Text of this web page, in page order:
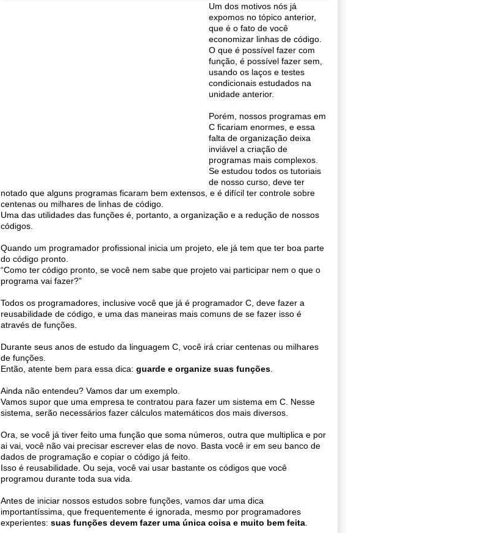
Um dos motivos nós já
expomos no tópico anterior,
que é o fato de você
economizar linhas de código.
O que é possível fazer com
função, é possível fazer sem,
usando os laços e testes
condicionais estudados na
unidade anterior.
Porém, nossos programas em
C ficariam enormes, e essa
falta de organização deixa
inviável a criação de
programas mais complexos.
Se estudou todos os tutoriais
de nosso curso, deve ter
notado que alguns programas ficaram bem extensos, e é difícil ter controle sobre
centenas ou milhares de linhas de código.
Uma das utilidades das funções é, portanto, a organização e a redução de nossos
códigos.
Quando um programador profissional inicia um projeto, ele já tem que ter boa parte
do código pronto.
“Como ter código pronto, se você nem sabe que projeto vai participar nem o que o
programa vai fazer?”
Todos os programadores, inclusive você que já é programador C, deve fazer a
reusabilidade de código, e uma das maneiras mais comuns de se fazer isso é
através de funções.
Durante seus anos de estudo da linguagem C, você irá criar centenas ou milhares
de funções.
Então, atente bem para essa dica: guarde e organize suas funções
Ainda não entendeu? Vamos dar um exemplo.
Vamos supor que uma empresa te contratou para fazer um sistema em C. Nesse
sistema, serão necessários fazer cálculos matemáticos dos mais diversos.
Ora, se você já tiver feito uma função que soma números, outra que multiplica e por
ai vai, você não vai precisar escrever elas de novo. Basta você ir em seu banco de
dados de programação e copiar o código já feito.
Isso é reusabilidade. Ou seja, você vai usar bastante os códigos que você
programou durante toda sua vida.
Antes de iniciar nossos estudos sobre funções, vamos dar uma dica
importantíssima, que frequentemente é ignorada, mesmo por programadores
experientes: suas funções devem fazer uma única coisa e muito bem feita